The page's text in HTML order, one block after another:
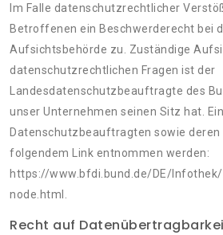
Im Falle datenschutzrechtlicher
Betroffenen ein Beschwerderecht bei
Aufsichtsbehörde zu. Zuständige
datenschutzrechtlichen Fragen ist der
Landesdatenschutzbeauftragte des
unser Unternehmen seinen Sitz hat.
Datenschutzbeauftragten sowie
folgendem Link entnommen werden:
https://www.bfdi.bund.de/DE/
node.html.
Recht auf